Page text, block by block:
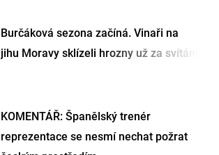
Burčáková sezona začíná. Vinaři na
jihu Moravy sklízeli hrozny už za svítání
KOMENTÁŘ: Španělský trenér
reprezentace se nesmí nechat požrat